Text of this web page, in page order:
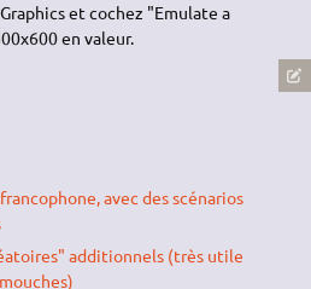
et cochez "Emulate a
en valeur.
avec des scénarios
additionnels (très utile